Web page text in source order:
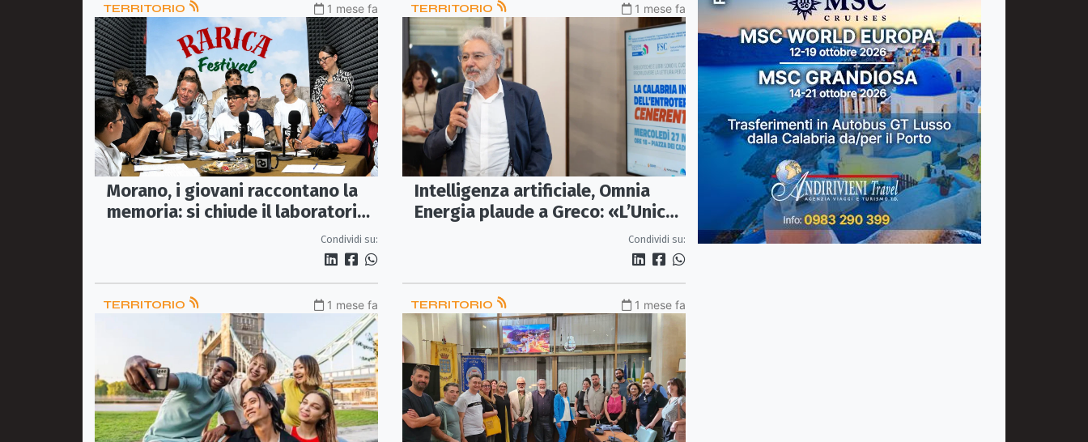
TERRITORIO 1 mese fa
Morano, i giovani raccontano la
memoria: si chiude il laboratorio
di giornalismo del Rarica Festival
Condividi su:
TERRITORIO 1 mese fa
Intelligenza artificiale, Omnia
Energia plaude a Greco: «L’Unical
è protagonista dell’innovazione
Condividi su:
TERRITORIO 1 mese fa TERRITORIO 1 mese fa